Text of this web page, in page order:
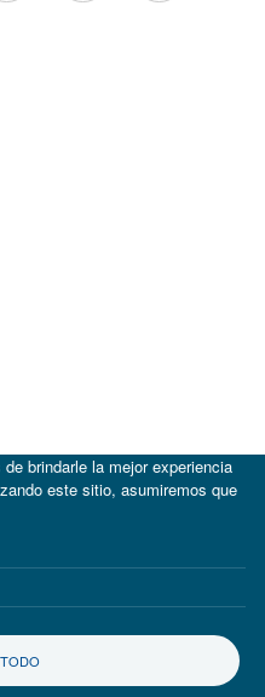
brindarle la mejor experiencia
este sitio, asumiremos que